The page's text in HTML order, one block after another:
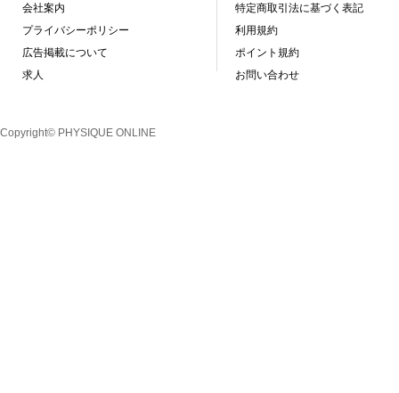
会社案内
プライバシーポリシー
広告掲載について
求人
特定商取引法に基づく表記
利用規約
ポイント規約
お問い合わせ
Copyright© PHYSIQUE ONLINE